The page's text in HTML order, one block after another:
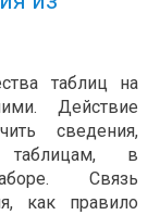
таблиц на
Действие
сведения,
в
Связь
как правило